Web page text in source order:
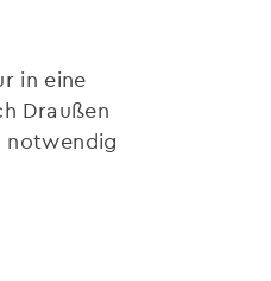
in eine
Draußen
notwendig